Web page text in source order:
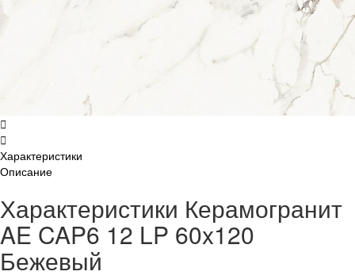
Характеристики
Описание
Характеристики Керамогранит
AE CAP6 12 LP 60x120
Бежевый